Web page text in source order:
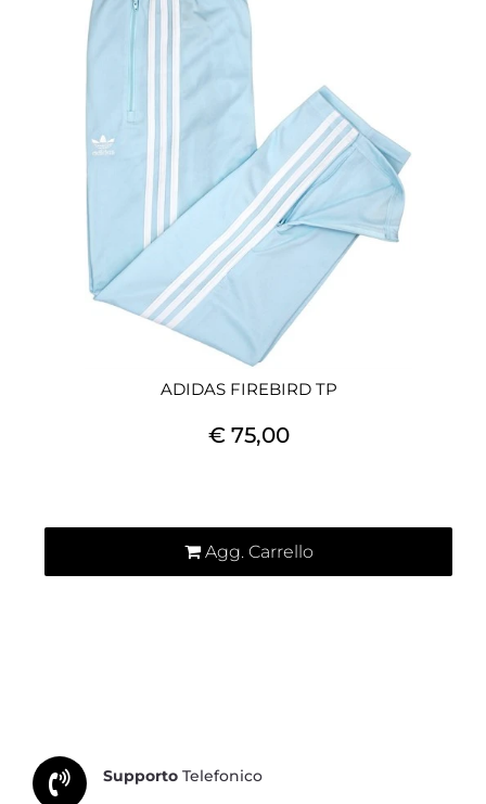
ADIDAS FIREBIRD TP
€ 75,00
Agg. Carrello
Supporto Telefonico